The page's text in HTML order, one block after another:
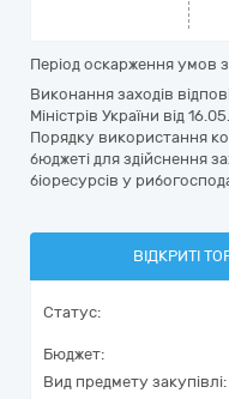
Період оскарження умов
Виконання заходів
Міністрів України від
Порядку використання
бюджеті для здійснення
біоресурсів у
ВІДКРИТІ
Статус:
Бюджет:
Вид предмету закупівлі: